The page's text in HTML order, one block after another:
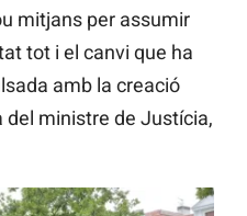
mitjans per assumir
tot i el canvi que ha
amb la creació
del ministre de Justícia,